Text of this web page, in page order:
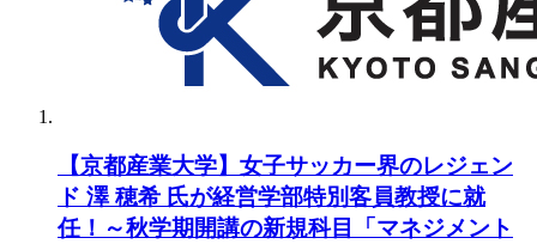
【京都産業大学】女子サッカー界のレジェン
ド 澤 穂希 氏が経営学部特別客員教授に就
任！～秋学期開講の新規科目「マネジメント